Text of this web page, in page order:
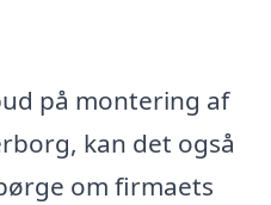
på montering af
kan det også
om firmaets